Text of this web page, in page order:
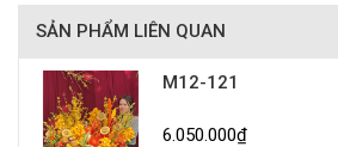
SẢN PHẨM LIÊN QUAN
M12-121
6.050.000₫